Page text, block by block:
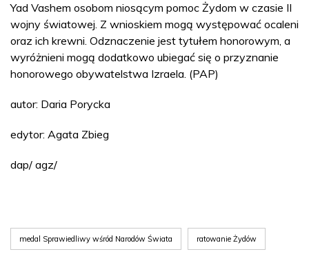
Yad Vashem osobom niosącym pomoc Żydom w czasie II
wojny światowej. Z wnioskiem mogą występować ocaleni
oraz ich krewni. Odznaczenie jest tytułem honorowym, a
wyróżnieni mogą dodatkowo ubiegać się o przyznanie
honorowego obywatelstwa Izraela. (PAP)
autor: Daria Porycka
edytor: Agata Zbieg
dap/ agz/
medal Sprawiedliwy wśród Narodów Świata ratowanie Żydów